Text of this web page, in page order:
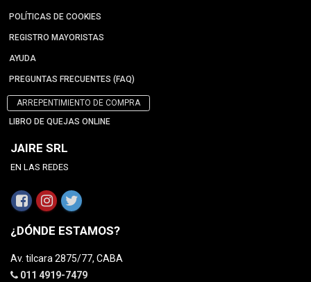
POLÍTICAS DE COOKIES
REGISTRO MAYORISTAS
AYUDA
PREGUNTAS FRECUENTES (FAQ)
ARREPENTIMIENTO DE COMPRA
LIBRO DE QUEJAS ONLINE
JAIRE SRL
EN LAS REDES
¿DÓNDE ESTAMOS?
Av. tilcara 2875/77, CABA
011 4919-7479